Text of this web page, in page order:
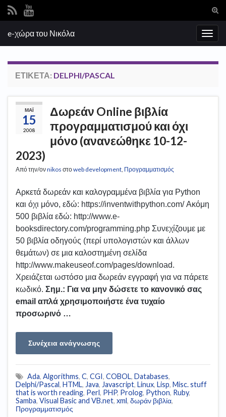
Search for:
e-χώρα του Νικόλα
ΕΤΙΚΈΤΑ: DELPHI/PASCAL
ΜΆΙ
15
2008
Δωρεάν Online βιβλία
προγραμματισμού και όχι
μόνο (ανανεώθηκε 10-12-
2023)
Από την/ονnikos στοweb development, Προγραμματισμός
Αρκετά δωρεάν και καλογραμμένα βιβλία για Python
και όχι μόνο, εδώ: https://inventwithpython.com/ Ακόμη
500 βιβλία εδώ: http://www.e-
booksdirectory.com/programming.php Συνεχίζουμε με
50 βιβλία οδηγούς (περί υπολογιστών και άλλων
θεμάτων) σε μια καλοστημένη σελίδα
http://www.makeuseof.com/pages/download.
Χρειάζεται ωστόσο μια δωρεάν εγγραφή για να πάρετε
κωδικό. Σημ.: Για να μην δώσετε το κανονικό σας
email απλά χρησιμοποιήστε ένα τυχαίο
προσωρινό …
Συνέχεια ανάγνωσης
Ada, Algorithms, C, CGI, COBOL, Databases,
Delphi/Pascal, HTML, Java, Javascript, Linux, Lisp, Misc. stuff
that is worth reading, Perl, PHP, Prolog, Python, Ruby,
Samba, Visual Basic and VB.net, xml, δωράν βιβλία,
Προγραμματισμός